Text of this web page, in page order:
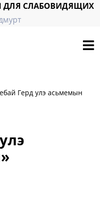
ДЛЯ СЛАБОВИДЯЩИХ
Герд улэ асьмемын